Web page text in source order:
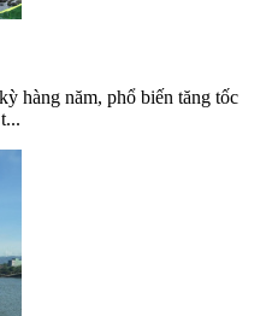
hàng năm, phổ biến tăng tốc